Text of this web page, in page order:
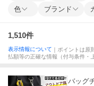
色 ブランド
1,510件
表示情報について ｜ポイントは原
払額等の正確な情報（付与条件・
バッグ